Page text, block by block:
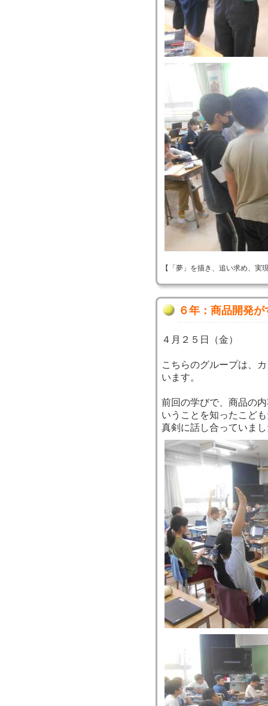
【「夢」を描き、追い求め、
６年：商品開発
４月２５日（金）
こちらのグループは、
います。
前回の学びで、商品の
いうことを知ったこど
真剣に話し合っていま